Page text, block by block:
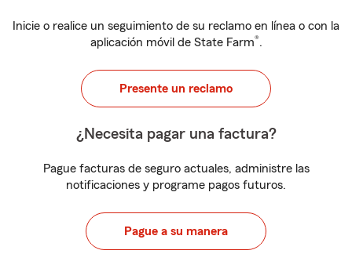
Inicie o realice un seguimiento de su reclamo en línea o con la
aplicación móvil de State Farm®.
Presente un reclamo
¿Necesita pagar una factura?
Pague facturas de seguro actuales, administre las
notificaciones y programe pagos futuros.
Pague a su manera